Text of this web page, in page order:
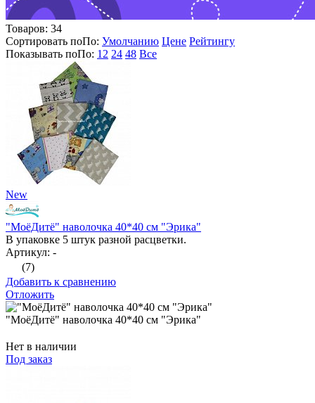
Товаров: 34
Сортировать поПо: Умолчанию Цене Рейтингу
Показывать поПо: 12 24 48 Все
New
"МоёДитё" наволочка 40*40 см "Эрика"
В упаковке 5 штук разной расцветки.
Артикул: -
(7)
Добавить к сравнению
Отложить
"МоёДитё" наволочка 40*40 см "Эрика"
Нет в наличии
Под заказ